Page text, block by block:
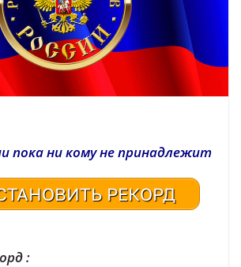
пока ни кому не принадлежит
РЕКОРД
: